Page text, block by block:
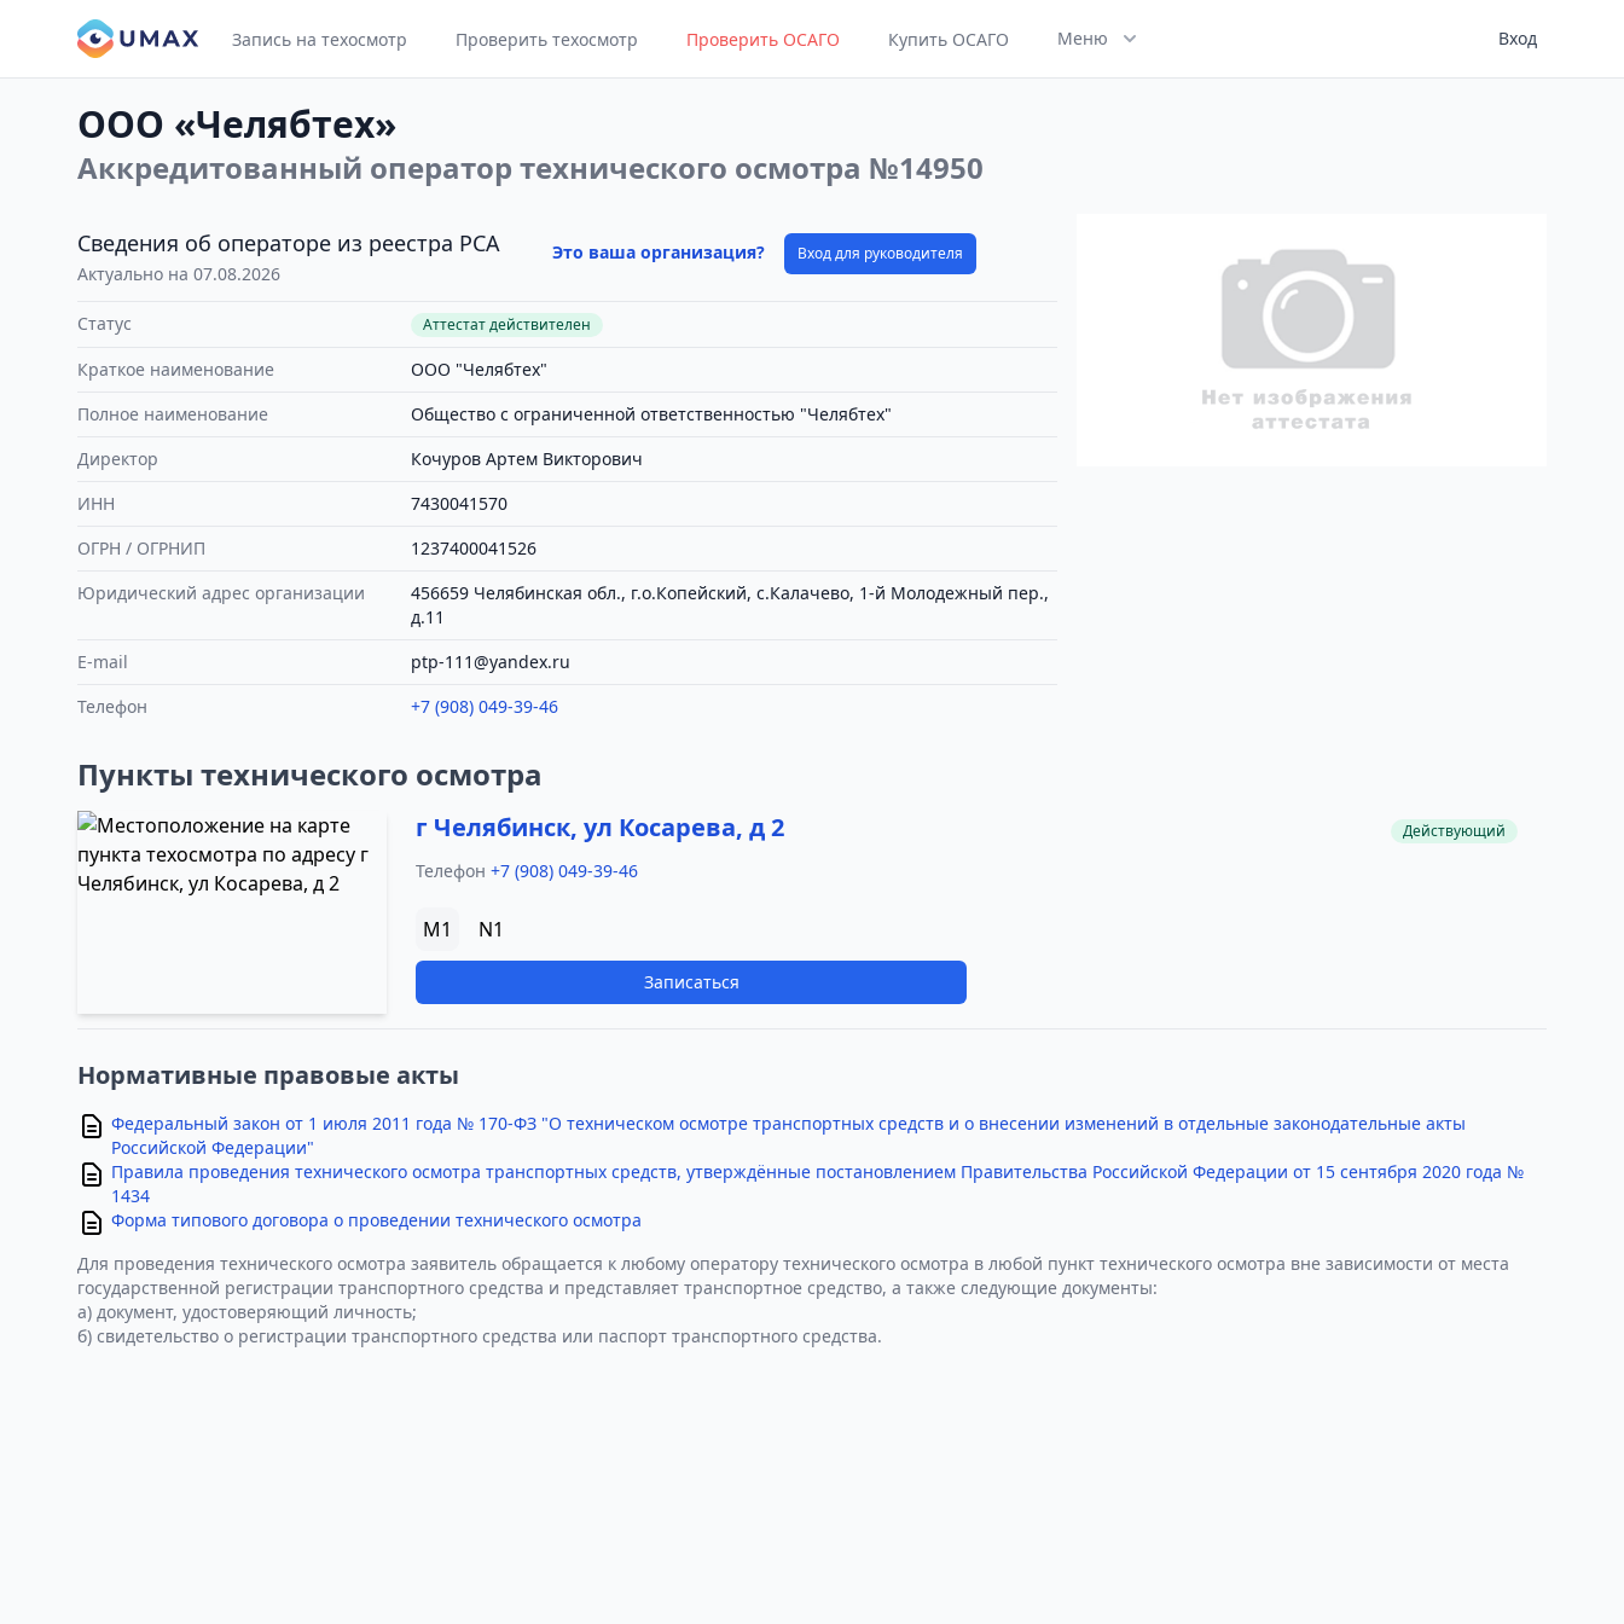
Запись на техосмотр Проверить техосмотр Проверить ОСАГО Купить ОСАГО Меню Вход
ООО «Челябтех»
Аккредитованный оператор технического осмотра №14950
Сведения об операторе из реестра РСА
Актуально на 07.08.2026
Это ваша организация? Вход для руководителя
Статус Аттестат действителен
Краткое наименование
ООО "Челябтех"
Полное наименование
Общество с ограниченной ответственностью "Челябтех"
Директор
Кочуров Артем Викторович
ИНН
7430041570
ОГРН / ОГРНИП
1237400041526
Юридический адрес организации
456659 Челябинская обл., г.о.Копейский, с.Калачево, 1-й Молодежный пер.,
д.11
E-mail
ptp-111@yandex.ru
Телефон
+7 (908) 049-39-46
Пункты технического осмотра
г Челябинск, ул Косарева, д 2 Действующий
Телефон +7 (908) 049-39-46
M1 N1
Записаться
Нормативные правовые акты
Федеральный закон от 1 июля 2011 года № 170-ФЗ "О техническом осмотре транспортных средств и о внесении изменений в отдельные законодательные акты
Российской Федерации"
Правила проведения технического осмотра транспортных средств, утверждённые постановлением Правительства Российской Федерации от 15 сентября 2020 года №
1434
Форма типового договора о проведении технического осмотра
Для проведения технического осмотра заявитель обращается к любому оператору технического осмотра в любой пункт технического осмотра вне зависимости от места
государственной регистрации транспортного средства и представляет транспортное средство, а также следующие документы:
а) документ, удостоверяющий личность;
б) свидетельство о регистрации транспортного средства или паспорт транспортного средства.